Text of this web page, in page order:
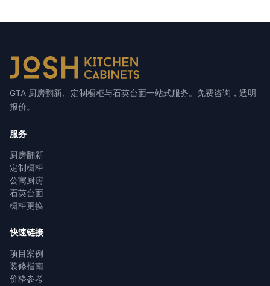
GTA 厨房翻新、定制橱柜与石英台面一站式服务。免费咨询，透明
报价。
服务
厨房翻新
定制橱柜
公寓厨房
石英台面
橱柜更换
快速链接
项目案例
装修指南
价格参考